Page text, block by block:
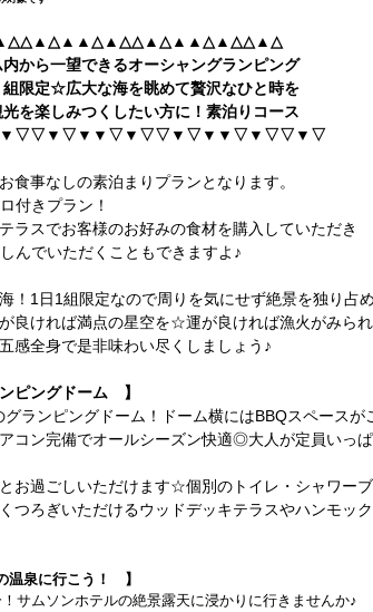
内から一望できるオーシャングランピング
組限定☆広大な海を眺めて贅沢なひと時を
光を楽しみつくしたい方に！素泊りコース
食事なしの素泊まりプランとなります。
付きプラン！
ラスでお客様のお好みの食材を購入していただき
んでいただくこともできますよ♪
！1日1組限定なので周りを気にせず絶景を独り占
良ければ満点の星空を☆運が良ければ漁火がみられ
感全身で是非味わい尽くしましょう♪
ピングドーム 】
グランピングドーム！ドーム横にはBBQスペースが
コン完備でオールシーズン快適◎大人が定員いっ
お過ごしいただけます☆個別のトイレ・シャワー
つろぎいただけるウッドデッキテラスやハンモッ
温泉に行こう！ 】
サムソンホテルの絶景露天に浸かりに行きませんか♪